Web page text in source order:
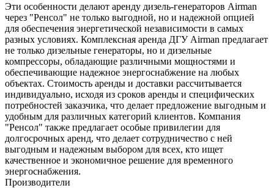
Эти особенности делают аренду дизель-генераторов Airman
через "Ренсол" не только выгодной, но и надежной опцией
для обеспечения энергетической независимости в самых
разных условиях. Комплексная аренда ДГУ Airman предлагает
не только дизельные генераторы, но и дизельные
компрессоры, обладающие различными мощностями и
обеспечивающие надежное энергоснабжение на любых
объектах. Стоимость аренды и доставки рассчитывается
индивидуально, исходя из сроков аренды и специфических
потребностей заказчика, что делает предложение выгодным и
удобным для различных категорий клиентов. Компания
"Ренсол" также предлагает особые привилегии для
долгосрочных аренд, что делает сотрудничество с ней
выгодным и надежным выбором для всех, кто ищет
качественное и экономичное решение для временного
энергоснабжения.
Производители